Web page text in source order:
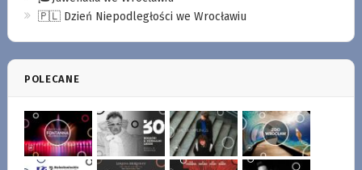
🇵🇱 Dzień Niepodległości we Wrocławiu
POLECANE